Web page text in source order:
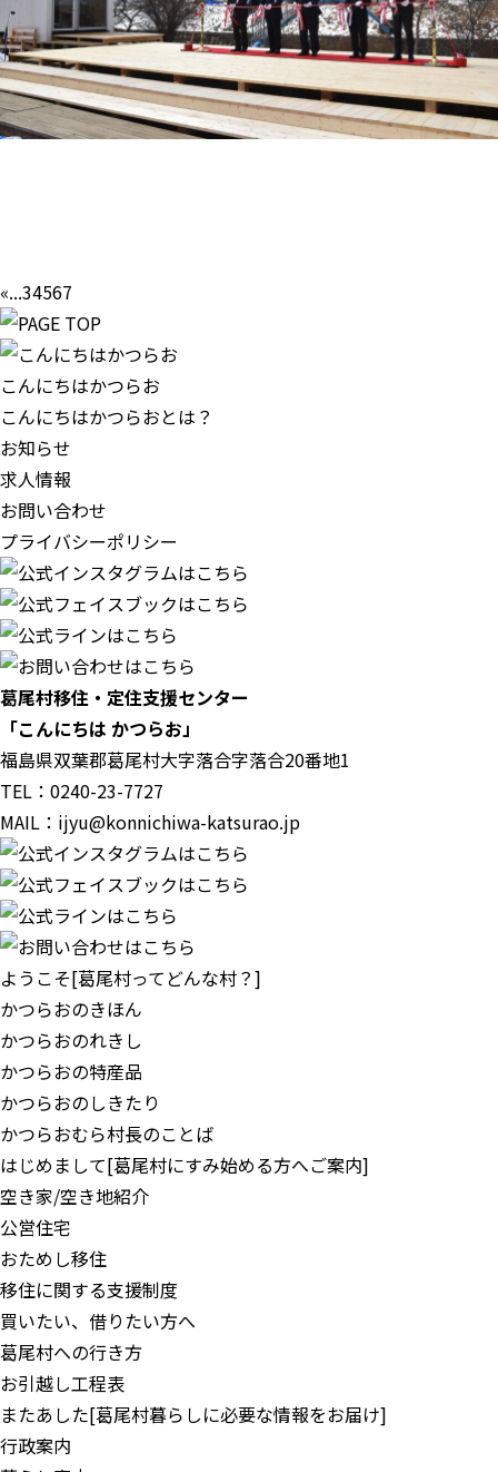
«...34567
こんにちはかつらお
こんにちはかつらおとは？
お知らせ
求人情報
お問い合わせ
プライバシーポリシー
葛尾村移住・定住支援センター
「こんにちは かつらお」
福島県双葉郡葛尾村大字落合字落合20番地1
TEL：0240-23-7727
MAIL： ijyu@konnichiwa-katsurao.jp
ようこそ[葛尾村ってどんな村？]
かつらおのきほん
かつらおのれきし
かつらおの特産品
かつらおのしきたり
かつらおむら村長のことば
はじめまして[葛尾村にすみ始める方へご案内]
空き家/空き地紹介
公営住宅
おためし移住
移住に関する支援制度
買いたい、借りたい方へ
葛尾村への行き方
お引越し工程表
またあした[葛尾村暮らしに必要な情報をお届け]
行政案内